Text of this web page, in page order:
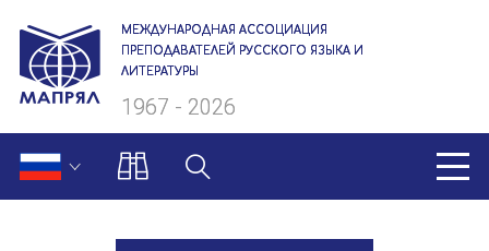
МЕЖДУНАРОДНАЯ АССОЦИАЦИЯ
ПРЕПОДАВАТЕЛЕЙ РУССКОГО ЯЗЫКА И
ЛИТЕРАТУРЫ
1967 - 2026